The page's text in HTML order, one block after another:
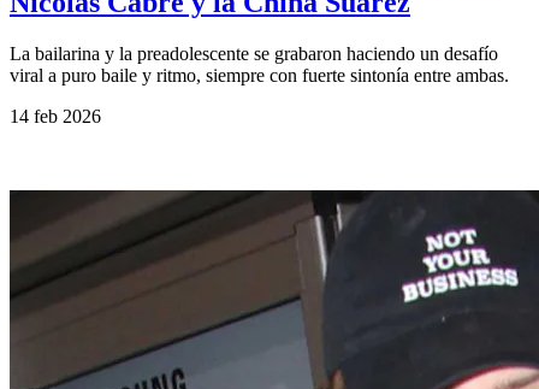
La bailarina y la preadolescente se grabaron haciendo un desafío
viral a puro baile y ritmo, siempre con fuerte sintonía entre ambas.
14 feb 2026